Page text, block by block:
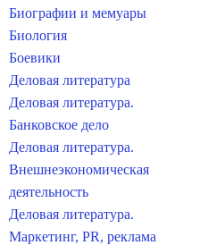
Биографии и мемуары
Биология
Боевики
Деловая литература
Деловая литература.
Банковское дело
Деловая литература.
Внешнеэкономическая
деятельность
Деловая литература.
Маркетинг, PR, реклама